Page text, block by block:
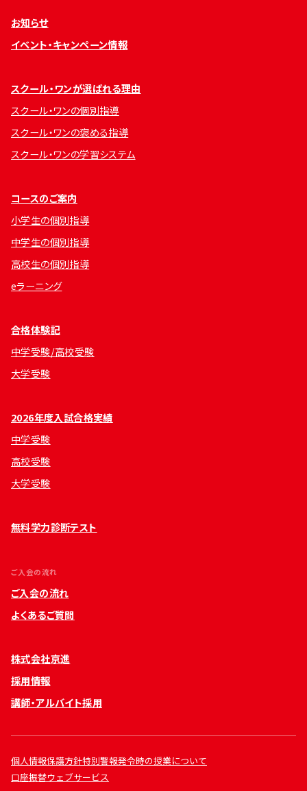
お知らせ
イベント・キャンペーン情報
スクール・ワンが選ばれる理由
スクール・ワンの個別指導
スクール・ワンの褒める指導
スクール・ワンの学習システム
コースのご案内
小学生の個別指導
中学生の個別指導
高校生の個別指導
eラーニング
合格体験記
中学受験/高校受験
大学受験
2026年度入試合格実績
中学受験
高校受験
大学受験
無料学力診断テスト
ご入会の流れ
ご入会の流れ
よくあるご質問
株式会社京進
採用情報
講師・アルバイト採用
個人情報保護方針特別警報発令時の授業について
口座振替ウェブサービス